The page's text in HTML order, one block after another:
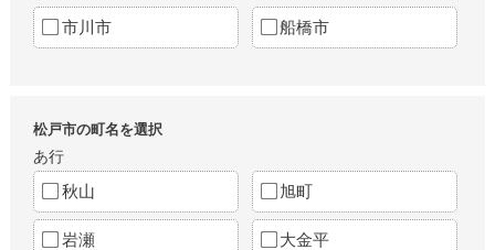
市川市 船橋市
松戸市の町名を選択
あ行
秋山 旭町
岩瀬 大金平